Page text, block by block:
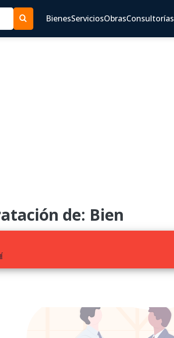
BienesServiciosObrasConsultorías
de: Bien